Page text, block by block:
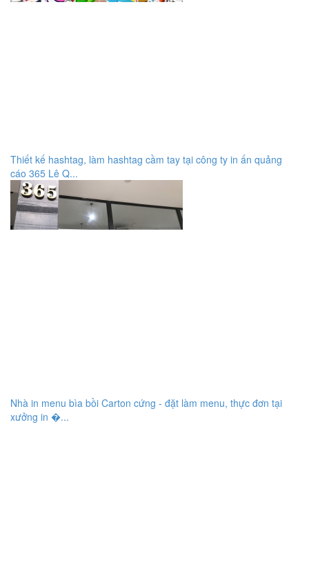
Thiết kế hashtag, làm hashtag cầm tay tại công ty in ấn quảng
cáo 365 Lê Q...
Nhà in menu bìa bồi Carton cứng - đặt làm menu, thực đơn tại
xưởng in �...